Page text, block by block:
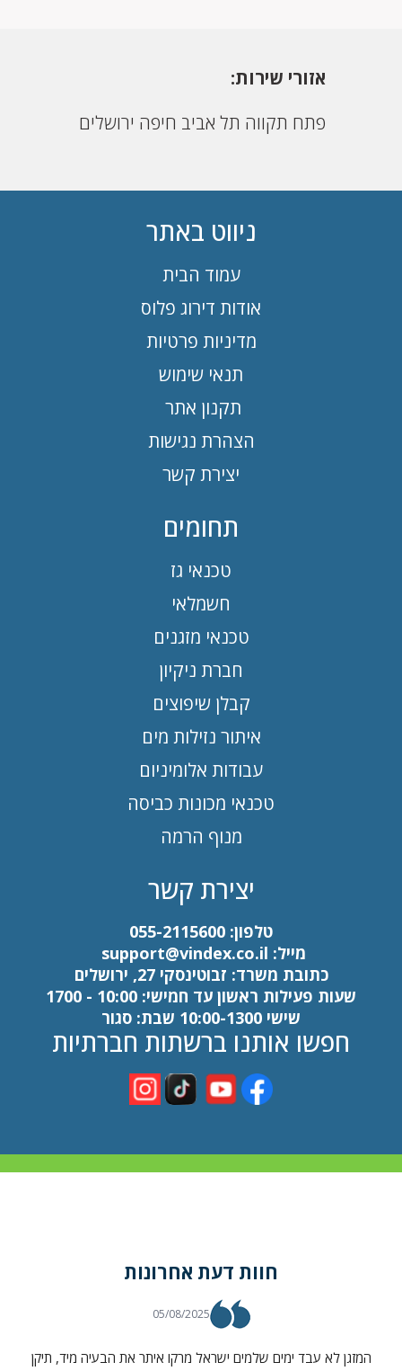
אזורי שירות:
פתח תקווה תל אביב חיפה ירושלים
ניווט באתר
עמוד הבית
אודות דירוג פלוס
מדיניות פרטיות
תנאי שימוש
תקנון אתר
הצהרת נגישות
יצירת קשר
תחומים
טכנאי גז
חשמלאי
טכנאי מזגנים
חברת ניקיון
קבלן שיפוצים
איתור נזילות מים
עבודות אלומיניום
טכנאי מכונות כביסה
מנוף הרמה
יצירת קשר
טלפון: 055-2115600
מייל: support@vindex.co.il
כתובת משרד: זבוטינסקי 27, ירושלים
שעות פעילות ראשון עד חמישי: 10:00 - 1700
שישי 10:00-1300 שבת: סגור
חפשו אותנו ברשתות חברתיות
חוות דעת אחרונות
05/08/2025
המזגן לא עבד ימים שלמים ישראל מרקו איתר את הבעיה מיד, תיקן